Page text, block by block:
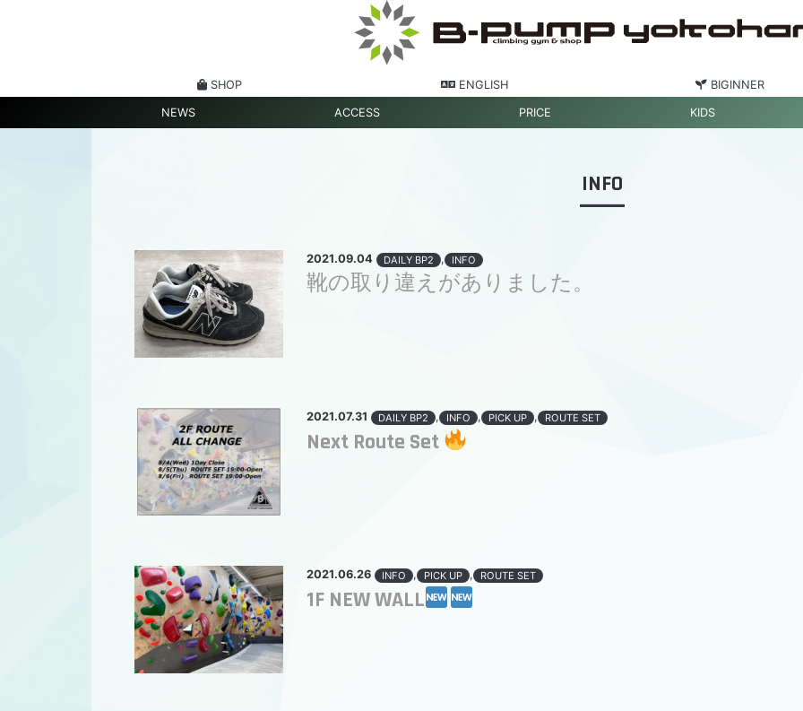
SHOP ENGLISH BIGINNER
NEWS ACCESS PRICE KIDS
INFO
2021.09.04 DAILY BP2 , INFO
靴の取り違えがありました。
2021.07.31 DAILY BP2 , INFO , PICK UP , ROUTE SET
Next Route Set
2021.06.26 INFO , PICK UP , ROUTE SET
1F NEW WALL